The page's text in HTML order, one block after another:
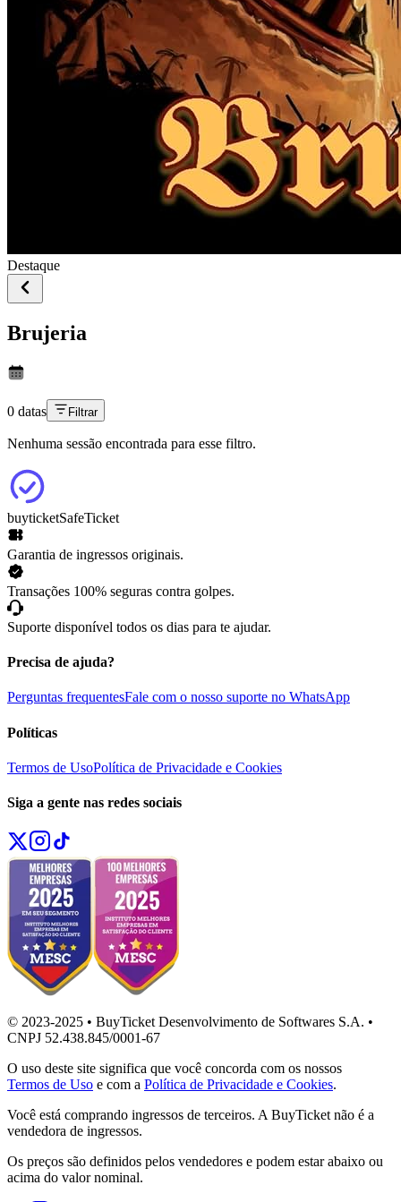
Destaque
Brujeria
0 datas Filtrar
Nenhuma sessão encontrada para esse filtro.
buyticketSafeTicket
Garantia de ingressos originais.
Transações 100% seguras contra golpes.
Suporte disponível todos os dias para te ajudar.
Precisa de ajuda?
Perguntas frequentesFale com o nosso suporte no WhatsApp
Políticas
Termos de UsoPolítica de Privacidade e Cookies
Siga a gente nas redes sociais
© 2023-2025 • BuyTicket Desenvolvimento de Softwares S.A. •
CNPJ 52.438.845/0001-67
O uso deste site significa que você concorda com os nossos
Termos de Uso e com a Política de Privacidade e Cookies.
Você está comprando ingressos de terceiros. A BuyTicket não é a
vendedora de ingressos.
Os preços são definidos pelos vendedores e podem estar abaixo ou
acima do valor nominal.